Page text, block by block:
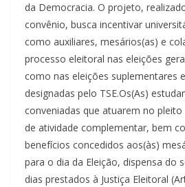
da Democracia. O projeto,
convênio, busca incentivar
como auxiliares, mesários(as) e
processo eleitoral nas eleições
como nas eleições suplementares
designadas pelo TSE.Os(As)
conveniadas que atuarem no
de atividade complementar, bem
benefícios concedidos aos(às)
para o dia da Eleição, dispensa do
dias prestados à Justiça Eleitoral